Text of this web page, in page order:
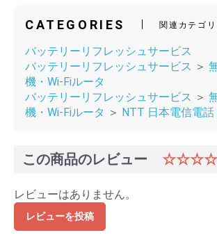
CATEGORIES 関連カテゴリ
バッテリーリフレッシュサービス
バッテリーリフレッシュサービス ＞
機・Wi-Fiルータ
バッテリーリフレッシュサービス ＞
機・Wi-Fiルータ ＞ NTT 日本電信電
この商品のレビュー
レビューはありません。
レビューを投稿